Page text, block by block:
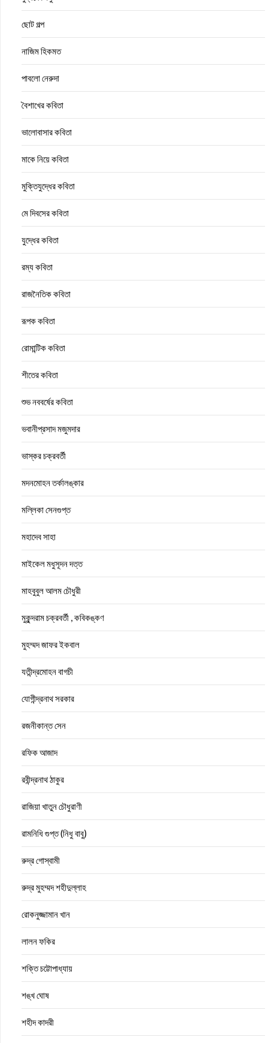
ছোট গল্প
নাজিম হিকমত
পাবলো নেরুদা
বৈশাখের কবিতা
ভালোবাসার কবিতা
মাকে নিয়ে কবিতা
মুক্তিযুদ্ধের কবিতা
মে দিবসের কবিতা
যুদ্ধের কবিতা
রম্য কবিতা
রাজনৈতিক কবিতা
রূপক কবিতা
রোমান্টিক কবিতা
শীতের কবিতা
শুভ নববর্ষের কবিতা
ভবানীপ্রসাদ মজুমদার
ভাস্কর চক্রবর্তী
মদনমোহন তর্কালঙ্কার
মল্লিকা সেনগুপ্ত
মহাদেব সাহা
মাইকেল মধুসূদন দত্ত
মাহবুবুল আলম চৌধুরী
মুকুন্দরাম চক্রবর্তী , কবিকঙ্কণ
মুহম্মদ জাফর ইকবাল
যতীন্দ্রমোহন বাগচী
যোগীন্দ্রনাথ সরকার
রজনীকান্ত সেন
রফিক আজাদ
রবীন্দ্রনাথ ঠাকুর
রাজিয়া খাতুন চৌধুরাণী
রামনিধি গুপ্ত (নিধু বাবু)
রুদ্র গোস্বামী
রুদ্র মুহম্মদ শহীদুল্লাহ
রোকনুজ্জামান খান
লালন ফকির
শক্তি চট্টোপাধ্যায়
শঙ্খ ঘোষ
শহীদ কাদরী